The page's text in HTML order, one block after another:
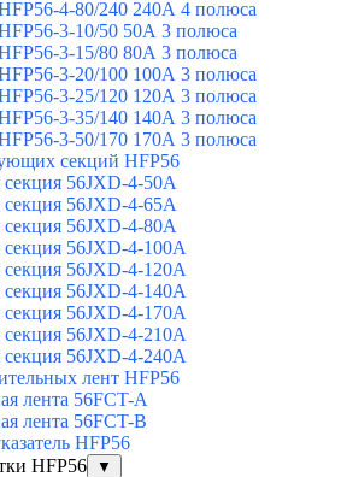
4-80/240 240А 4 полюса
3-10/50 50А 3 полюса
3-15/80 80А 3 полюса
3-20/100 100А 3 полюса
3-25/120 120А 3 полюса
3-35/140 140А 3 полюса
3-50/170 170А 3 полюса
секций HFP56
56JXD-4-50A
56JXD-4-65A
56JXD-4-80A
56JXD-4-100A
56JXD-4-120A
56JXD-4-140A
56JXD-4-170A
56JXD-4-210A
56JXD-4-240A
лент HFP56
лента 56FCT-A
лента 56FCT-B
HFP56
HFP56
▼